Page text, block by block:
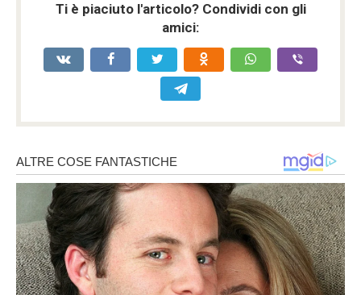
Ti è piaciuto l'articolo? Condividi con gli
amici: